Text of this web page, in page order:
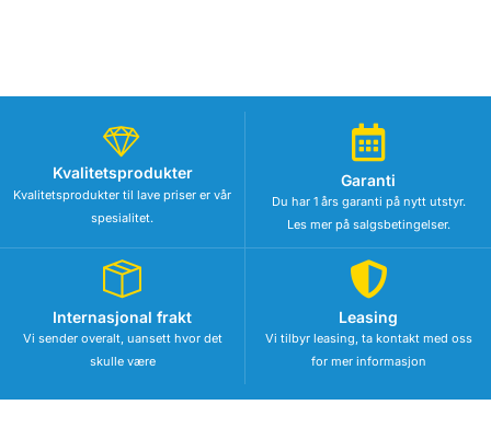
Kvalitetsprodukter
Kvalitetsprodukter til lave priser er vår
spesialitet.
Garanti
Du har 1 års garanti på nytt utstyr.
Les mer på salgsbetingelser.
Internasjonal frakt
Vi sender overalt, uansett hvor det
skulle være
Leasing
Vi tilbyr leasing, ta kontakt med oss
for mer informasjon